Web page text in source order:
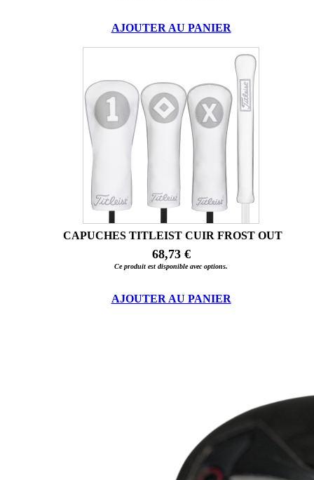
AJOUTER AU PANIER
CAPUCHES TITLEIST CUIR FROST OUT
68,73 €
Ce produit est disponible avec options.
AJOUTER AU PANIER